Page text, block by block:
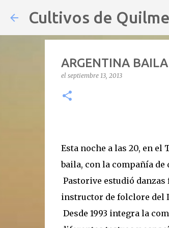
Cultivos de
ARGENTINA BAILA
el septiembre 13, 2013
Esta noche a las 20, en
baila, con la compañía de
Pastorive estudió
instructor de folclore del
Desde 1993 integra la